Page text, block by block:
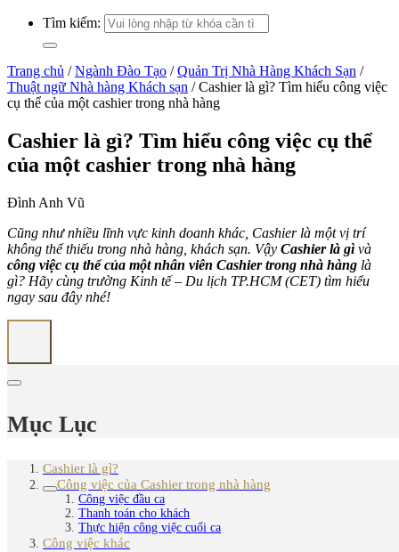
Tìm kiếm:
Trang chủ / Ngành Đào Tạo / Quản Trị Nhà Hàng Khách Sạn /
Thuật ngữ Nhà hàng Khách sạn / Cashier là gì? Tìm hiểu công việc
cụ thể của một cashier trong nhà hàng
Cashier là gì? Tìm hiểu công việc cụ thể
của một cashier trong nhà hàng
Đình Anh Vũ
Cũng như nhiều lĩnh vực kinh doanh khác, Cashier là một vị trí
không thể thiếu trong nhà hàng, khách sạn. Vậy Cashier là gì và
công việc cụ thể của một nhân viên Cashier trong nhà hàng là
gì? Hãy cùng trường Kinh tế – Du lịch TP.HCM (CET) tìm hiểu
ngay sau đây nhé!
Mục Lục
Cashier là gì?
Công việc của Cashier trong nhà hàng
Công việc đầu ca
Thanh toán cho khách
Thực hiện công việc cuối ca
Công việc khác